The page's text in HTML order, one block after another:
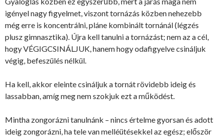
igényel nagy figyelmet, viszont tornázás közben nehezebb
még erre is koncentrálni, pláne kombinált tornánál (légzés
plusz gimnasztika). Újra kell tanulni a tornázást; nem az a cél,
hogy VÉGIGCSINÁLJUK, hanem hogy odafigyelve csináljuk
végig, befeszülés nélkül.
Ha kell, akkor eleinte csináljuk a tornát rövidebb ideig és
lassabban, amíg meg nem szokjuk ezt a működést.
Mintha zongorázni tanulnánk – nincs értelme gyorsan és adott
ideig zongorázni, ha tele van melléütésekkel az egész; először